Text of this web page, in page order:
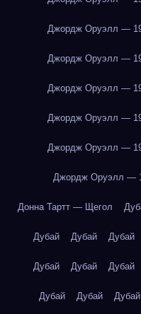
Джордж Оруэлл —
Джордж Оруэлл —
Джордж Оруэлл —
Джордж Оруэлл —
Джордж Оруэлл —
Джордж Оруэлл —
Донна Тартт — Щегол
Дубай Дубай Дубай
Дубай Дубай Дубай
Дубай Дубай Дубай